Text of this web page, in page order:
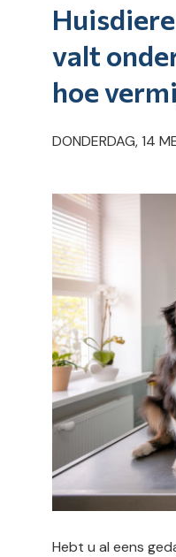
valt
hoe
DONDERDAG, 14
Hebt u al eens